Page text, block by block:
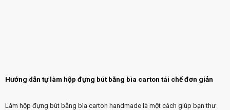
Hướng dẫn tự làm hộp đựng bút bằng bìa carton tái chế đơn giản
Làm hộp đựng bút bằng bìa carton handmade là một cách giúp bạn thư